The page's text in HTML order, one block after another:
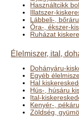
Használtcikk
Illatszer-
Lábbeli-,
Óra-, ékszer-
Ruházat
Élelmiszer, ital,
Dohányáru-
Egyéb
Hal
Hús-, húsáru
Ital-
Kenyér-,
Zöldség,